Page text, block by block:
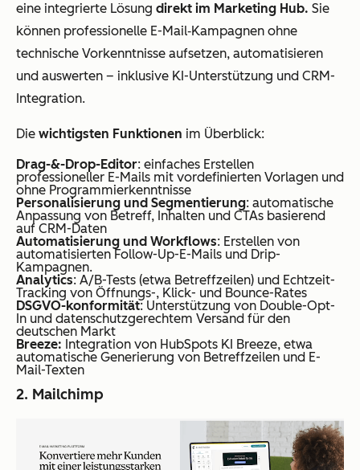
eine integrierte Lösung direkt im Marketing Hub. Sie
können professionelle E-Mail‐Kampagnen ohne
technische Vorkenntnisse aufsetzen, automatisieren
und auswerten – inklusive KI-Unterstützung und CRM-
Integration.
Die wichtigsten Funktionen im Überblick:
Drag-&-Drop-Editor: einfaches Erstellen
professioneller E-Mails mit vordefinierten Vorlagen und
ohne Programmierkenntnisse
Personalisierung und Segmentierung: automatische
Anpassung von Betreff, Inhalten und CTAs basierend
auf CRM-Daten
Automatisierung und Workflows: Erstellen von
automatisierten Follow-Up-E-Mails und Drip-
Kampagnen.
Analytics: A/B-Tests (etwa Betreffzeilen) und Echtzeit-
Tracking von Öffnungs-, Klick- und Bounce-Rates
DSGVO-konformität: Unterstützung von Double-Opt-
In und datenschutzgerechtem Versand für den
deutschen Markt
Breeze: Integration von HubSpots KI Breeze, etwa
automatische Generierung von Betreffzeilen und E-
Mail-Texten
2. Mailchimp